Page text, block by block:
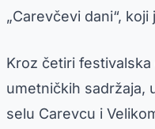
„Carevčevi dani“,
Kroz četiri
umetničkih sadržaja,
selu Carevcu i